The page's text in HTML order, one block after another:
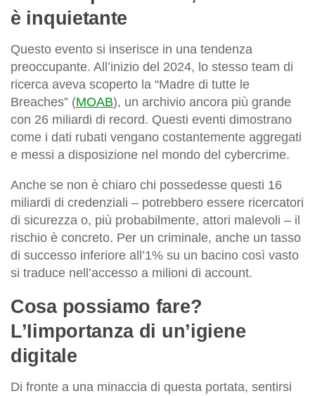
è inquietante
Questo evento si inserisce in una tendenza
preoccupante. All’inizio del 2024, lo stesso team di
ricerca aveva scoperto la “Madre di tutte le
Breaches” (MOAB), un archivio ancora più grande
con 26 miliardi di record. Questi eventi dimostrano
come i dati rubati vengano costantemente aggregati
e messi a disposizione nel mondo del cybercrime.
Anche se non è chiaro chi possedesse questi 16
miliardi di credenziali – potrebbero essere ricercatori
di sicurezza o, più probabilmente, attori malevoli – il
rischio è concreto. Per un criminale, anche un tasso
di successo inferiore all’1% su un bacino così vasto
si traduce nell’accesso a milioni di account.
Cosa possiamo fare?
L’Iimportanza di un’igiene
digitale
Di fronte a una minaccia di questa portata, sentirsi